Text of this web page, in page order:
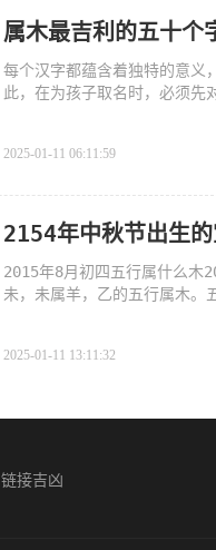
属木最吉利的五十
每个汉字都蕴含着独特的意义
此，在为孩子取名时，必须先
2025-01-11 06:11:59
2154年中秋节出生
2015年8月初四五行属什么木
未，未属羊，乙的五行属木。
2025-01-11 13:11:32
链接吉凶